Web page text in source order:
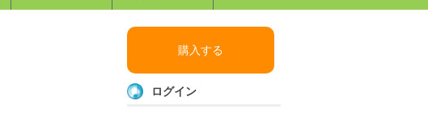
購入する
ログイン